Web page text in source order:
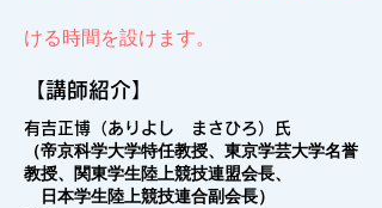
ける時間を設けます。
【講師紹介】
有吉正博（ありよし まさひろ）氏
（帝京科学大学特任教授、東京学芸大学名誉
教授、関東学生陸上競技連盟会長、
日本学生陸上競技連合副会長）